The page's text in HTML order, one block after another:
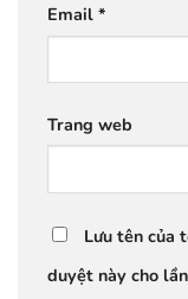
Email *
Trang web
Lưu tên của
duyệt này cho